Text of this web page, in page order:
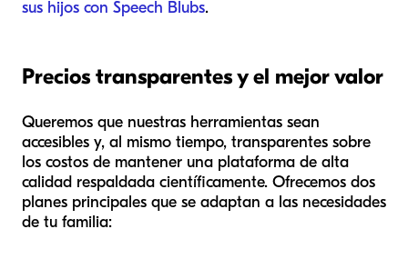
sus hijos con Speech Blubs.
Precios transparentes y el mejor valor
Queremos que nuestras herramientas sean
accesibles y, al mismo tiempo, transparentes sobre
los costos de mantener una plataforma de alta
calidad respaldada científicamente. Ofrecemos dos
planes principales que se adaptan a las necesidades
de tu familia: